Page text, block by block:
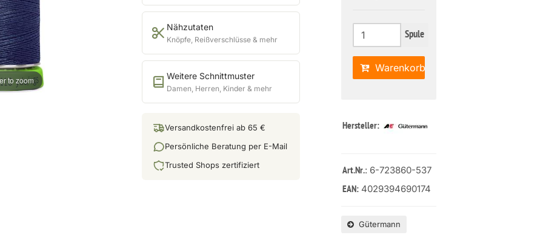
to zoom
Nähzutaten
Knöpfe, Reißverschlüsse & mehr
Weitere Schnittmuster
Damen, Herren, Kinder & mehr
Versandkostenfrei ab 65 €
Persönliche Beratung per E-Mail
Trusted Shops zertifiziert
Spule
Warenkorb
Hersteller:
Art.Nr.: 6-723860-537
EAN: 4029394690174
Gütermann